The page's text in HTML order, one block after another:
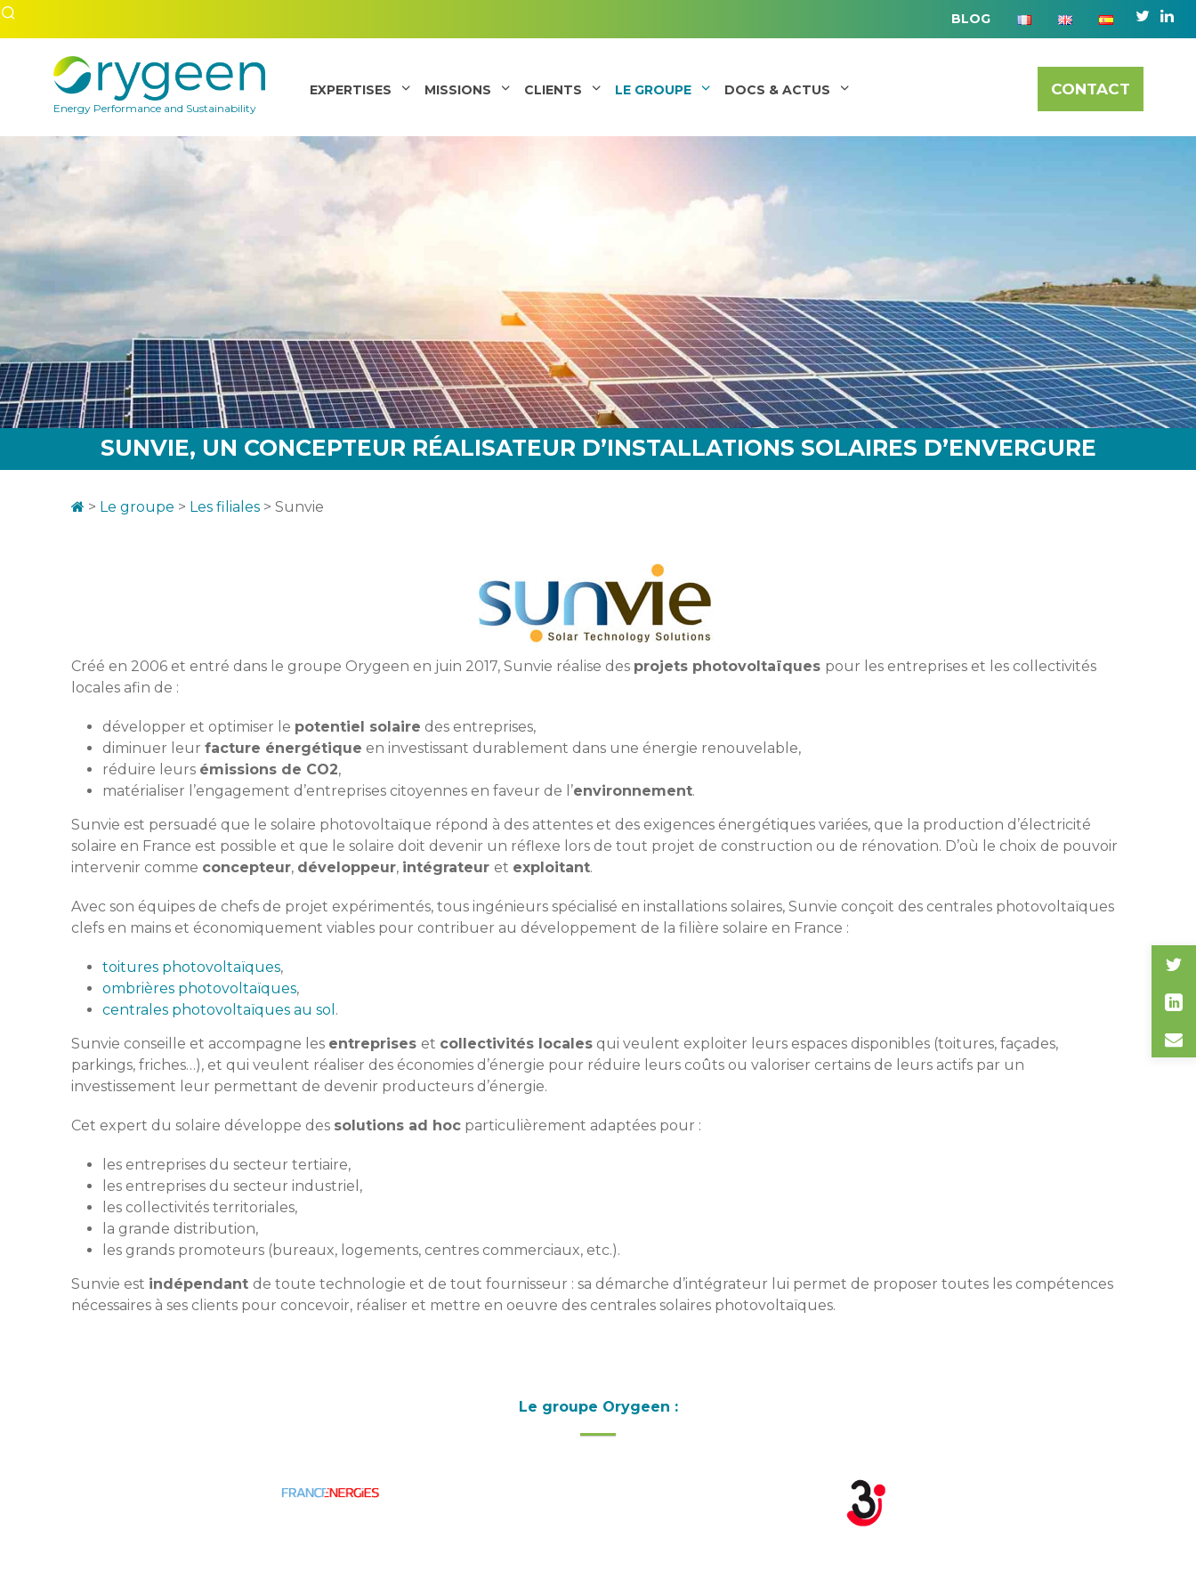
BLOG
Energy Performance and Sustainability
CONTACT
EXPERTISES MISSIONS CLIENTS LE GROUPE DOCS & ACTUS
SUNVIE, UN CONCEPTEUR RÉALISATEUR D’INSTALLATIONS SOLAIRES D’ENVERGURE
> Le groupe > Les filiales > Sunvie
Créé en 2006 et entré dans le groupe Orygeen en juin 2017, Sunvie réalise des projets photovoltaïques pour les entreprises et les collectivités
locales afin de :
développer et optimiser le potentiel solaire des entreprises,
diminuer leur facture énergétique en investissant durablement dans une énergie renouvelable,
réduire leurs émissions de CO2,
matérialiser l’engagement d’entreprises citoyennes en faveur de l’environnement.
Sunvie est persuadé que le solaire photovoltaïque répond à des attentes et des exigences énergétiques variées, que la production d’électricité
solaire en France est possible et que le solaire doit devenir un réflexe lors de tout projet de construction ou de rénovation. D’où le choix de pouvoir
intervenir comme concepteur, développeur, intégrateur et exploitant.
Avec son équipes de chefs de projet expérimentés, tous ingénieurs spécialisé en installations solaires, Sunvie conçoit des centrales photovoltaïques
clefs en mains et économiquement viables pour contribuer au développement de la filière solaire en France :
toitures photovoltaïques,
ombrières photovoltaïques,
centrales photovoltaïques au sol .
Sunvie conseille et accompagne les entreprises et collectivités locales qui veulent exploiter leurs espaces disponibles (toitures, façades,
parkings, friches…), et qui veulent réaliser des économies d’énergie pour réduire leurs coûts ou valoriser certains de leurs actifs par un
investissement leur permettant de devenir producteurs d’énergie.
Cet expert du solaire développe des solutions ad hoc particulièrement adaptées pour :
les entreprises du secteur tertiaire,
les entreprises du secteur industriel,
les collectivités territoriales,
la grande distribution,
les grands promoteurs (bureaux, logements, centres commerciaux, etc.).
Sunvie est indépendant de toute technologie et de tout fournisseur : sa démarche d’intégrateur lui permet de proposer toutes les compétences
nécessaires à ses clients pour concevoir, réaliser et mettre en oeuvre des centrales solaires photovoltaïques.
Le groupe Orygeen :